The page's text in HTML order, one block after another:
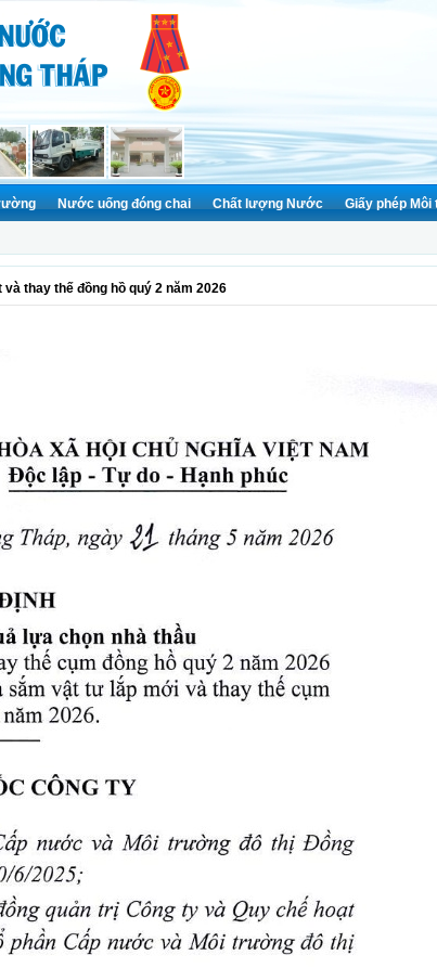
Nước uống đóng chai Chất lượng Nước Giấy phép
thay thế đồng hồ quý 2 năm 2026